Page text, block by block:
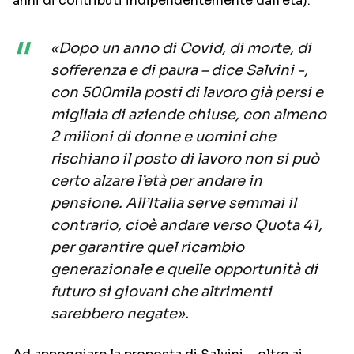
«Dopo un anno di Covid, di morte, di
sofferenza e di paura – dice Salvini -,
con 500mila posti di lavoro già persi e
migliaia di aziende chiuse, con almeno
2 milioni di donne e uomini che
rischiano il posto di lavoro non si può
certo alzare l’età per andare in
pensione. All’Italia serve semmai il
contrario, cioè andare verso Quota 41,
per garantire quel ricambio
generazionale e quelle opportunità di
futuro si giovani che altrimenti
sarebbero negate».